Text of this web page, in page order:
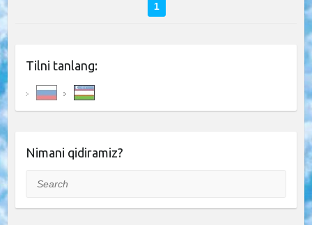
1
Tilni tanlang:
Nimani qidiramiz?
Search